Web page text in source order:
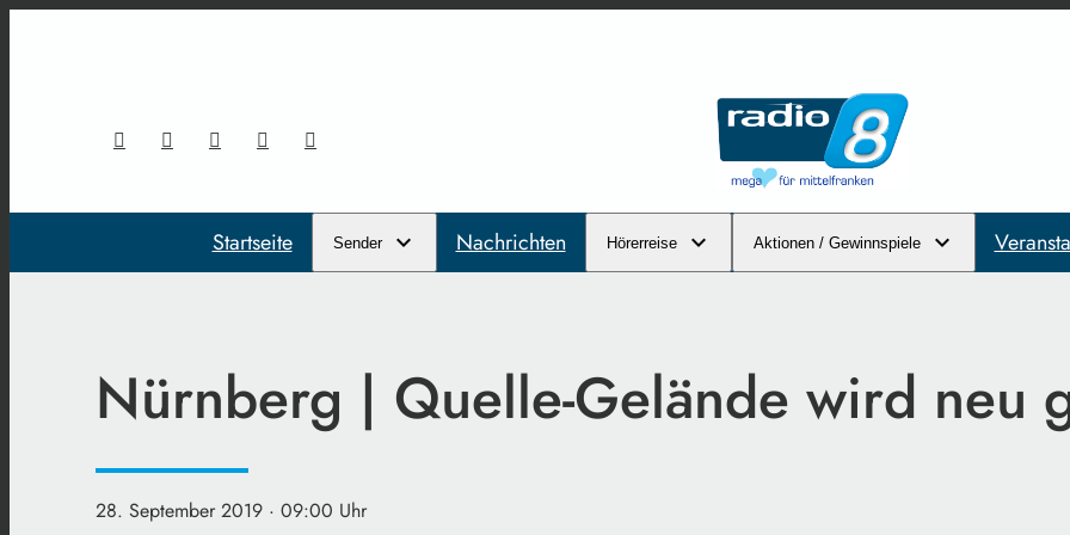
Startseite Sender Nachrichten Hörerreise Aktionen / Gewinnspiele
Nürnberg | Quelle-Gelände wird neu
28. September 2019 · 09:00 Uhr